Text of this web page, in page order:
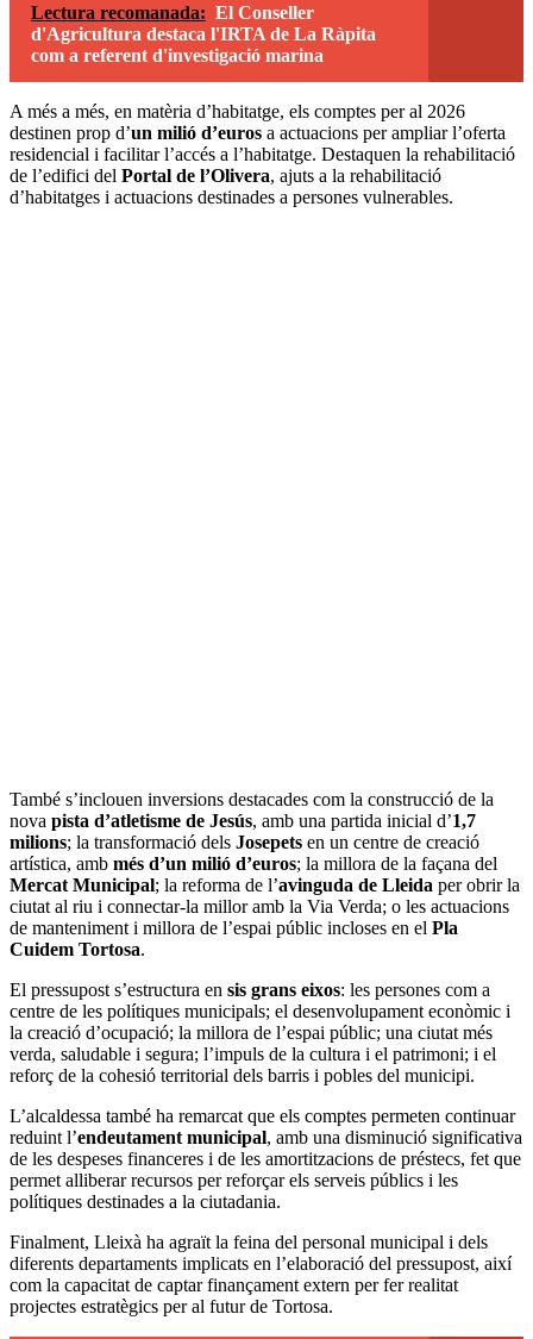
Lectura recomanada: El Conseller
d'Agricultura destaca l'IRTA de La Ràpita
com a referent d'investigació marina
A més a més, en matèria d’habitatge, els comptes per al 2026
destinen prop d’un milió d’euros a actuacions per ampliar l’oferta
residencial i facilitar l’accés a l’habitatge. Destaquen la rehabilitació
de l’edifici del Portal de l’Olivera, ajuts a la rehabilitació
d’habitatges i actuacions destinades a persones vulnerables.
També s’inclouen inversions destacades com la construcció de la
nova pista d’atletisme de Jesús, amb una partida inicial d’1,7
milions; la transformació dels Josepets en un centre de creació
artística, amb més d’un milió d’euros; la millora de la façana del
Mercat Municipal; la reforma de l’avinguda de Lleida per obrir la
ciutat al riu i connectar-la millor amb la Via Verda; o les actuacions
de manteniment i millora de l’espai públic incloses en el Pla
Cuidem Tortosa.
El pressupost s’estructura en sis grans eixos: les persones com a
centre de les polítiques municipals; el desenvolupament econòmic i
la creació d’ocupació; la millora de l’espai públic; una ciutat més
verda, saludable i segura; l’impuls de la cultura i el patrimoni; i el
reforç de la cohesió territorial dels barris i pobles del municipi.
L’alcaldessa també ha remarcat que els comptes permeten continuar
reduint l’endeutament municipal, amb una disminució significativa
de les despeses financeres i de les amortitzacions de préstecs, fet que
permet alliberar recursos per reforçar els serveis públics i les
polítiques destinades a la ciutadania.
Finalment, Lleixà ha agraït la feina del personal municipal i dels
diferents departaments implicats en l’elaboració del pressupost, així
com la capacitat de captar finançament extern per fer realitat
projectes estratègics per al futur de Tortosa.